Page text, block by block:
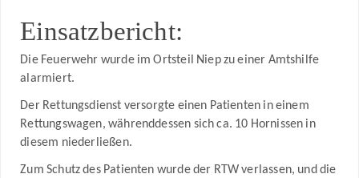
Einsatzbericht:
Die Feuerwehr wurde im Ortsteil Niep zu einer Amtshilfe
alarmiert.
Der Rettungsdienst versorgte einen Patienten in einem
Rettungswagen, währenddessen sich ca. 10 Hornissen in
diesem niederließen.
Zum Schutz des Patienten wurde der RTW verlassen, und die